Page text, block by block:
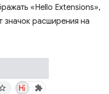
«Hello Extensions»,
значок расширения на